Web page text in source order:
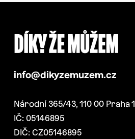
info@dikyzemuzem.cz
Národní 365/43, 110 00 Praha 1
IČ: 05146895
DIČ: CZ05146895